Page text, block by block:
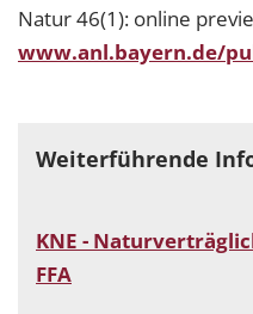
Natur 46(1): online
www.anl.bayern.de/
Weiterführende
KNE -
FFA